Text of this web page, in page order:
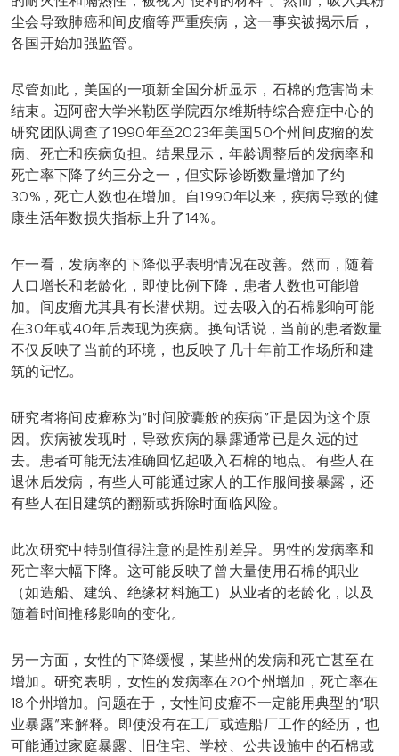
尘会导致肺癌和间皮瘤等严重疾病，这一事实被揭示后，
各国开始加强监管。
尽管如此，美国的一项新全国分析显示，石棉的危害尚未
结束。迈阿密大学米勒医学院西尔维斯特综合癌症中心的
研究团队调查了1990年至2023年美国50个州间皮瘤的发
病、死亡和疾病负担。结果显示，年龄调整后的发病率和
死亡率下降了约三分之一，但实际诊断数量增加了约
30%，死亡人数也在增加。自1990年以来，疾病导致的健
康生活年数损失指标上升了14%。
乍一看，发病率的下降似乎表明情况在改善。然而，随着
人口增长和老龄化，即使比例下降，患者人数也可能增
加。间皮瘤尤其具有长潜伏期。过去吸入的石棉影响可能
在30年或40年后表现为疾病。换句话说，当前的患者数量
不仅反映了当前的环境，也反映了几十年前工作场所和建
筑的记忆。
研究者将间皮瘤称为“时间胶囊般的疾病”正是因为这个原
因。疾病被发现时，导致疾病的暴露通常已是久远的过
去。患者可能无法准确回忆起吸入石棉的地点。有些人在
退休后发病，有些人可能通过家人的工作服间接暴露，还
有些人在旧建筑的翻新或拆除时面临风险。
此次研究中特别值得注意的是性别差异。男性的发病率和
死亡率大幅下降。这可能反映了曾大量使用石棉的职业
（如造船、建筑、绝缘材料施工）从业者的老龄化，以及
随着时间推移影响的变化。
另一方面，女性的下降缓慢，某些州的发病和死亡甚至在
增加。研究表明，女性的发病率在20个州增加，死亡率在
18个州增加。问题在于，女性间皮瘤不一定能用典型的“职
业暴露”来解释。即使没有在工厂或造船厂工作的经历，也
可能通过家庭暴露、旧住宅、学校、公共设施中的石棉或